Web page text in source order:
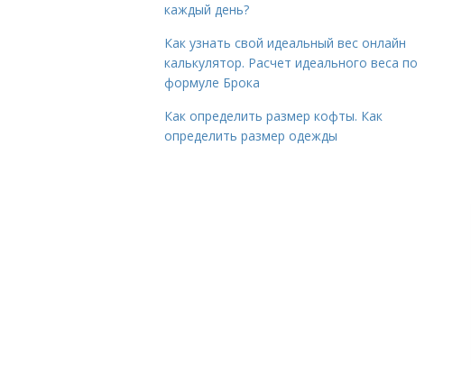
каждый день?
Как узнать свой идеальный вес онлайн
калькулятор. Расчет идеального веса по
формуле Брока
Как определить размер кофты. Как
определить размер одежды